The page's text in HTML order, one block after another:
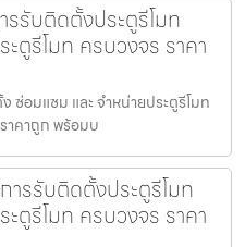
รรับติดตั้งประตูรีโมท
ตูรีโมท ครบวงจร ราคา
ซ่อมแซม และ จำหน่ายประตูรีโมท
าคาถูก พร้อมบ
รรับติดตั้งประตูรีโมท
ตูรีโมท ครบวงจร ราคา